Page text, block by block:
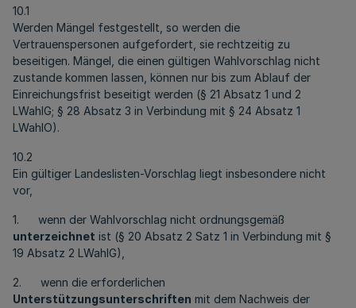
10.1
Werden Mängel festgestellt, so werden die
Vertrauenspersonen aufgefordert, sie rechtzeitig zu
beseitigen. Mängel, die einen gültigen Wahlvorschlag nicht
zustande kommen lassen, können nur bis zum Ablauf der
Einreichungsfrist beseitigt werden (§ 21 Absatz 1 und 2
LWahlG; § 28 Absatz 3 in Verbindung mit § 24 Absatz 1
LWahlO).
10.2
Ein gültiger Landeslisten-Vorschlag liegt insbesondere nicht
vor,
1. wenn der Wahlvorschlag nicht ordnungsgemäß
unterzeichnet ist (§ 20 Absatz 2 Satz 1 in Verbindung mit §
19 Absatz 2 LWahlG),
2. wenn die erforderlichen
Unterstützungsunterschriften mit dem Nachweis der